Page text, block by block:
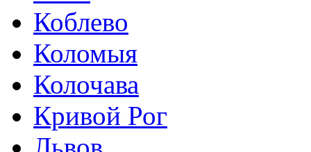
Коблево
Коломыя
Колочава
Кривой Рог